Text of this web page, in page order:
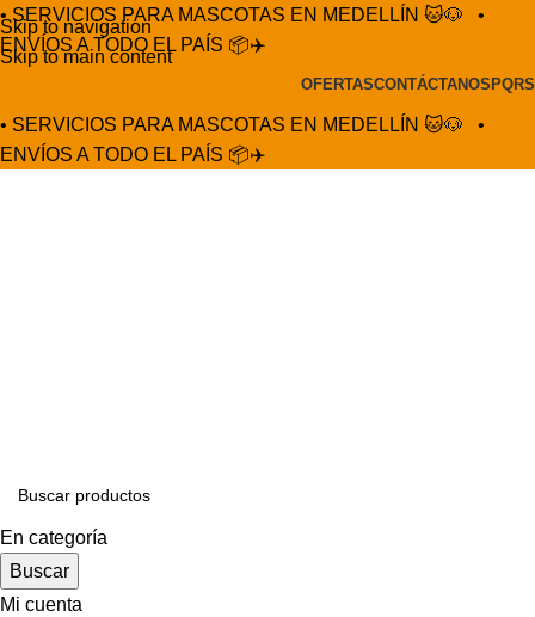
Skip to navigation
Skip to main content
• SERVICIOS PARA MASCOTAS EN MEDELLÍN 🐱🐶
•
ENVÍOS A TODO EL PAÍS 📦✈️
OFERTASCONTÁCTANOS PQRS
• SERVICIOS PARA MASCOTAS EN MEDELLÍN 🐱🐶
•
ENVÍOS A TODO EL PAÍS 📦✈️
En categoría
Buscar
Mi cuenta